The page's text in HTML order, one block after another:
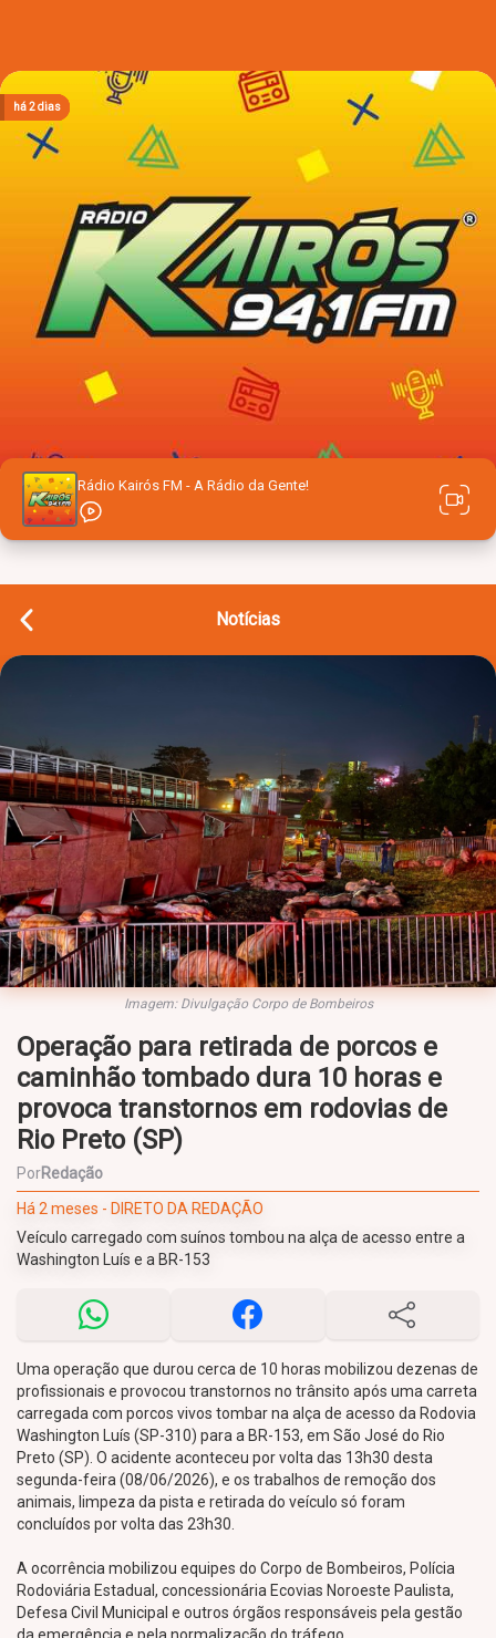
Rádio Kairós FM - A Rádio da Gente!
Notícias
Imagem: Divulgação Corpo de Bombeiros
Operação para retirada de porcos e
caminhão tombado dura 10 horas e
provoca transtornos em rodovias de
Rio Preto (SP)
PorRedação
Há 2 meses - DIRETO DA REDAÇÃO
Veículo carregado com suínos tombou na alça de acesso entre a
Washington Luís e a BR-153
Uma operação que durou cerca de 10 horas mobilizou dezenas de
profissionais e provocou transtornos no trânsito após uma carreta
carregada com porcos vivos tombar na alça de acesso da Rodovia
Washington Luís (SP-310) para a BR-153, em São José do Rio
Preto (SP). O acidente aconteceu por volta das 13h30 desta
segunda-feira (08/06/2026), e os trabalhos de remoção dos
animais, limpeza da pista e retirada do veículo só foram
concluídos por volta das 23h30.
A ocorrência mobilizou equipes do Corpo de Bombeiros, Polícia
Rodoviária Estadual, concessionária Ecovias Noroeste Paulista,
Defesa Civil Municipal e outros órgãos responsáveis pela gestão
há 2 dias
há 2 dias
há 2 dias
há 2 dias
há 2 dias